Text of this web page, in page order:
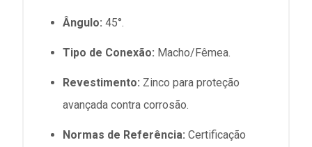
Ângulo: 45°.
Tipo de Conexão: Macho/Fêmea.
Revestimento: Zinco para proteção
avançada contra corrosão.
Normas de Referência: Certificação